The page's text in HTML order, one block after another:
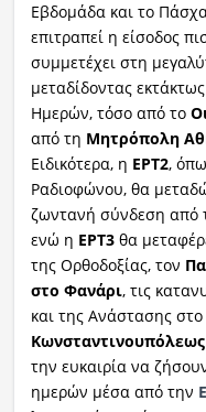
Εβδομάδα και το
επιτραπεί η είσοδος
συμμετέχει στη
μεταδίδοντας
Hμερών, τόσο από το
από τη Μητρόπολη
Ειδικότερα, η ΕΡΤ2,
Ραδιοφώνου, θα
ζωντανή σύνδεση από
ενώ η ΕΡΤ3θα
της Ορθοδοξίας, τον
στο Φανάρι, τις
και της Ανάστασης στο
Κωνσταντινουπόλεως
την ευκαιρία να
ημερών μέσα από την